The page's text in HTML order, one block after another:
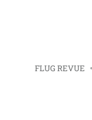
FLUG REVUE